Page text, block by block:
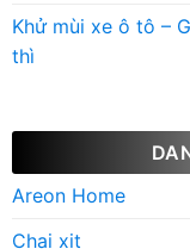
Khử mùi xe ô tô –
thì
Areon Home
Chai xịt